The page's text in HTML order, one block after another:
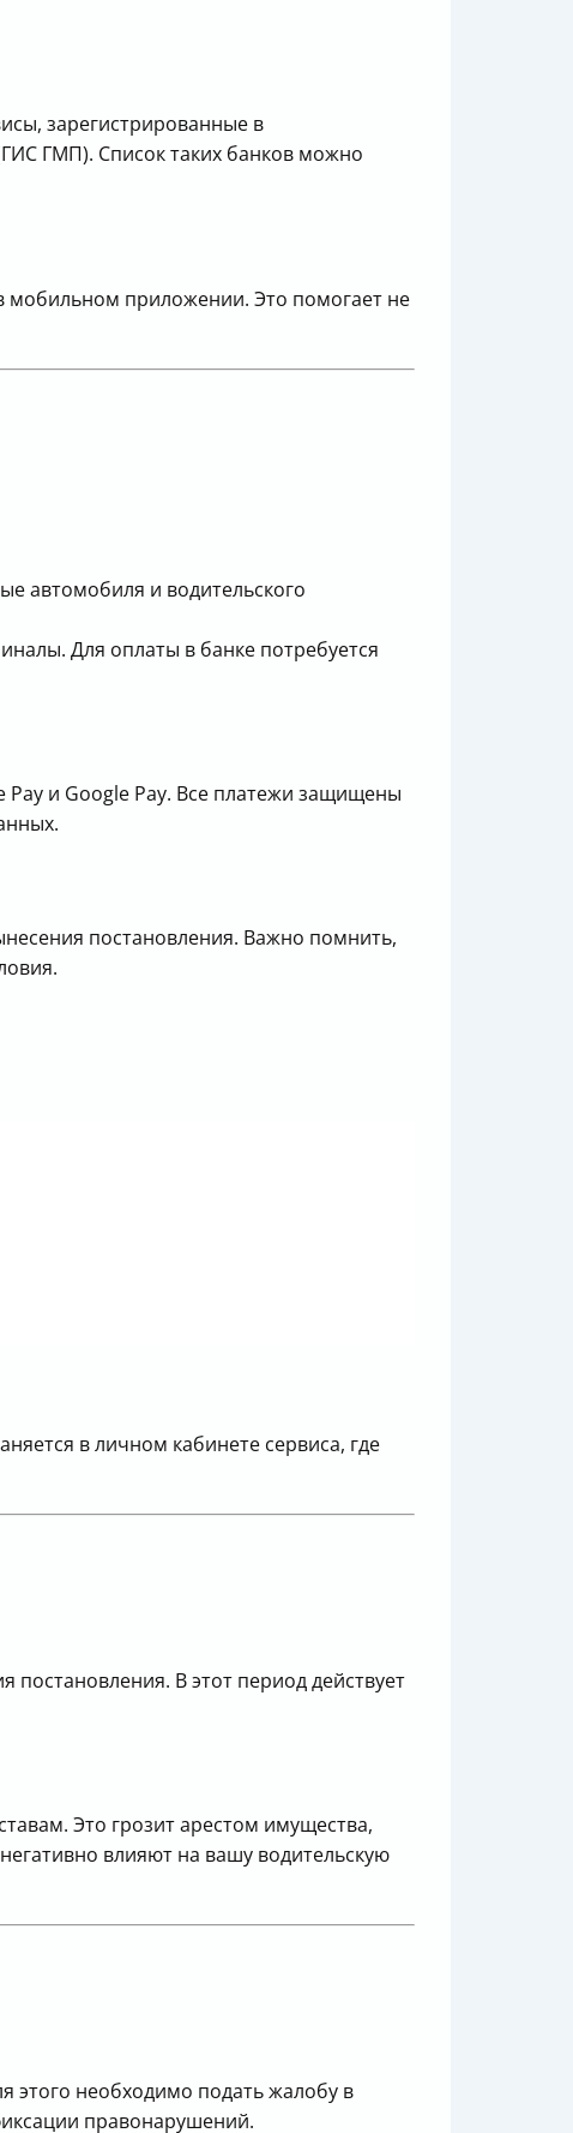
зарегистрированные в
ГМП). Список таких банков можно
мобильном приложении. Это помогает не
автомобиля и водительского
Для оплаты в банке потребуется
и Google Pay. Все платежи защищены
постановления. Важно помнить,
в личном кабинете сервиса, где
постановления. В этот период действует
Это грозит арестом имущества,
влияют на вашу водительскую
этого необходимо подать жалобу в
правонарушений.